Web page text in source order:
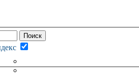
ФОРУМ
НЕПРОЧИТАННЫЕ